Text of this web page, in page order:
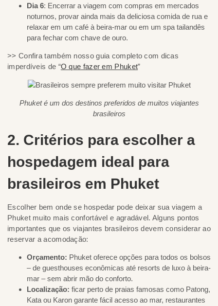
Dia 6: Encerrar a viagem com compras em mercados
noturnos, provar ainda mais da deliciosa comida de rua e
relaxar em um café à beira-mar ou em um spa tailandês
para fechar com chave de ouro.
>> Confira também nosso guia completo com dicas
imperdíveis de “O que fazer em Phuket”
Phuket é um dos destinos preferidos de muitos viajantes
brasileiros
2. Critérios para escolher a
hospedagem ideal para
brasileiros em Phuket
Escolher bem onde se hospedar pode deixar sua viagem a
Phuket muito mais confortável e agradável. Alguns pontos
importantes que os viajantes brasileiros devem considerar ao
reservar a acomodação:
Orçamento: Phuket oferece opções para todos os bolsos
– de guesthouses econômicas até resorts de luxo à beira-
mar – sem abrir mão do conforto.
Localização: ficar perto de praias famosas como Patong,
Kata ou Karon garante fácil acesso ao mar, restaurantes